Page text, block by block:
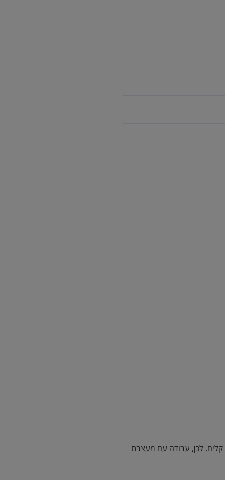
קלים. לכן, עבודה עם מעצבת